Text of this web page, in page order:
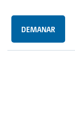
DEMANAR